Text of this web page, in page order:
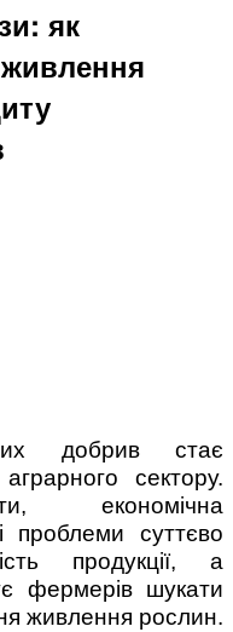
як
добрив стає
сектору.
економічна
проблеми суттєво
продукції, а
фермерів шукати
живлення рослин.